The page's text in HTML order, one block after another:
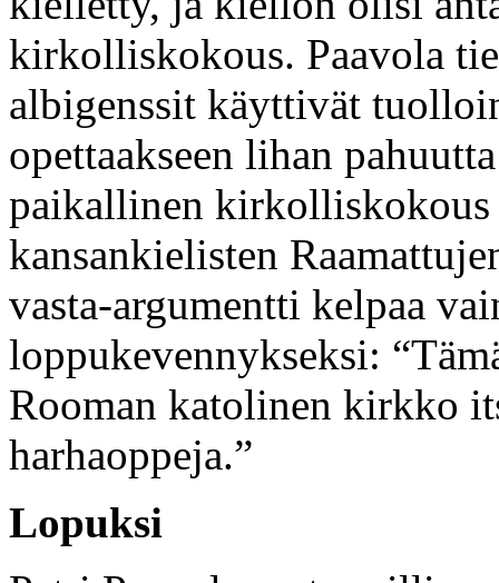
kirkolliskokous. Paavola
albigenssit käyttivät
opettaakseen lihan
paikallinen
kansankielisten
vasta-argumentti kelpaa
loppukevennykseksi:
Rooman katolinen kirkko
harhaoppeja.”
Lopuksi